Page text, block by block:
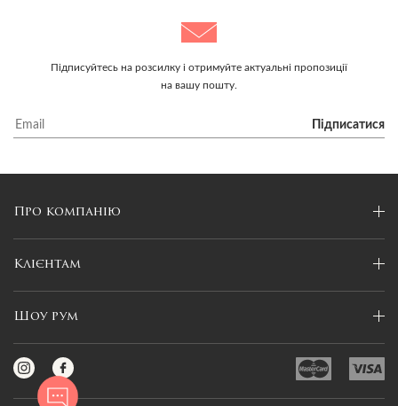
Підписуйтесь на розсилку і отримуйте актуальні пропозиції
на вашу пошту.
Підписатися
Про компанію
Клієнтам
Шоу рум